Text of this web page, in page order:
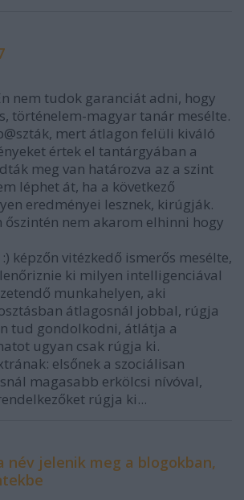
nem tudok garanciát adni, hogy
történelem-magyar tanár mesélte.
mert átlagon felüli kiváló
értek el tantárgyában a
meg van határozva az a szint
léphet át, ha a következő
eredményei lesznek, kirúgják.
őszintén nem akarom elhinni hogy
képzőn vitézkedő ismerős mesélte,
ki milyen intelligenciával
munkahelyen, aki
átlagosnál jobbal, rúgja
tud gondolkodni, átlátja a
ugyan csak rúgja ki.
elsőnek a szociálisan
magasabb erkölcsi nívóval,
rúgja ki...
név jelenik meg a blogokban,